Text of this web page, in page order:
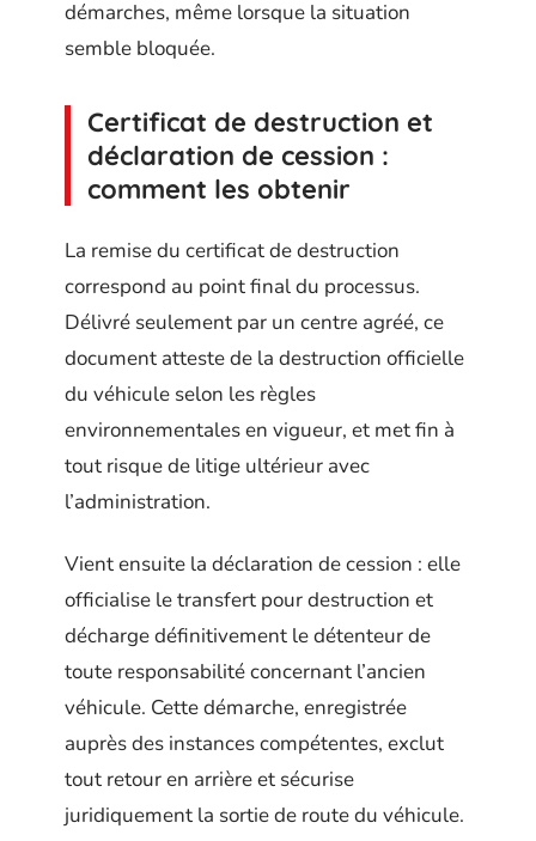
démarches, même lorsque la situation
semble bloquée.
Certificat de destruction et
déclaration de cession :
comment les obtenir
La remise du certificat de destruction
correspond au point final du processus.
Délivré seulement par un centre agréé, ce
document atteste de la destruction officielle
du véhicule selon les règles
environnementales en vigueur, et met fin à
tout risque de litige ultérieur avec
l’administration.
Vient ensuite la déclaration de cession : elle
officialise le transfert pour destruction et
décharge définitivement le détenteur de
toute responsabilité concernant l’ancien
véhicule. Cette démarche, enregistrée
auprès des instances compétentes, exclut
tout retour en arrière et sécurise
juridiquement la sortie de route du véhicule.